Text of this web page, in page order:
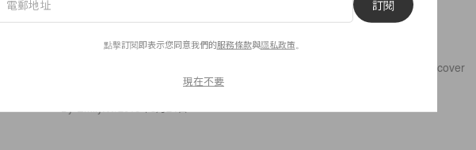
POPBITES for Today 每日時尚新聞
1. Kendall Jenner 終於都得償所願，成為了美國版《Vogue》4月號特別版的 cover
girl！[fashiongonerouge] 2. 令人難以抵抗的紅白藍配色﹣NEW
By Emily.W/2016年3月24日
訂閱
點擊訂閱即表示您同意我們的服務條款與隱私政策
現在不要